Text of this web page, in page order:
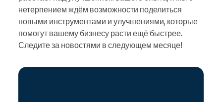
нетерпением ждём возможности поделиться
новыми инструментами и улучшениями, которые
помогут вашему бизнесу расти ещё быстрее.
Следите за новостями в следующем месяце!